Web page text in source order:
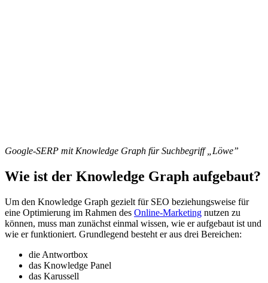
Google-SERP mit Knowledge Graph für Suchbegriff „Löwe”
Wie ist der Knowledge Graph aufgebaut?
Um den Knowledge Graph gezielt für SEO beziehungsweise für
eine Optimierung im Rahmen des Online-Marketing nutzen zu
können, muss man zunächst einmal wissen, wie er aufgebaut ist und
wie er funktioniert. Grundlegend besteht er aus drei Bereichen:
die Antwortbox
das Knowledge Panel
das Karussell